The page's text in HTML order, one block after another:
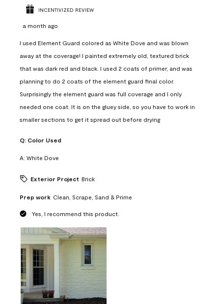
INCENTIVIZED REVIEW
a month ago
I used Element Guard colored as White Dove and was blown
away at the coverage! I painted extremely old, textured brick
that was dark red and black. I used 2 coats of primer, and was
planning to do 2 coats of the element guard final color.
Surprisingly the element guard was full coverage and I only
needed one coat. It is on the gluey side, so you have to work in
smaller sections to get it spread out before drying
Q: Color Used
A: White Dove
Exterior Project Brick
Prep work Clean, Scrape, Sand & Prime
Yes, I recommend this product.